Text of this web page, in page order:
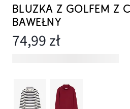
BLUZKA Z GOLFEM Z
BAWEŁNY
74,99 zł